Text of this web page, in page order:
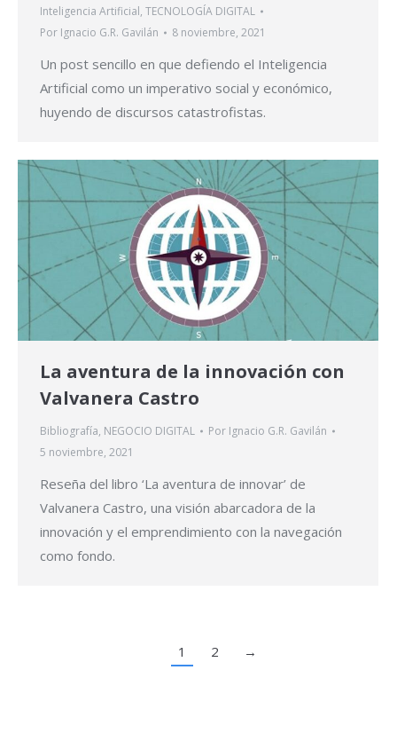
Inteligencia Artificial, TECNOLOGÍA DIGITAL
Por Ignacio G.R. Gavilán 8 noviembre, 2021
Un post sencillo en que defiendo el Inteligencia
Artificial como un imperativo social y económico,
huyendo de discursos catastrofistas.
La aventura de la innovación con
Valvanera Castro
Bibliografía, NEGOCIO DIGITAL Por Ignacio G.R. Gavilán
5 noviembre, 2021
Reseña del libro ‘La aventura de innovar’ de
Valvanera Castro, una visión abarcadora de la
innovación y el emprendimiento con la navegación
como fondo.
1 2 →